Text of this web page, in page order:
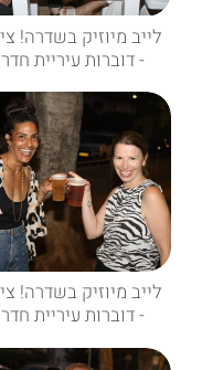
לייב מיוזיק בשדרה!
- דוברות עיריית
לייב מיוזיק בשדרה!
- דוברות עיריית